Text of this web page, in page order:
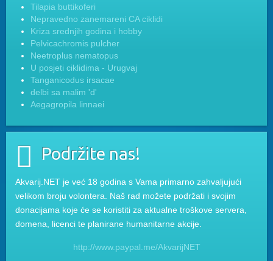
Tilapia buttikoferi
Nepravedno zanemareni CA ciklidi
Kriza srednjih godina i hobby
Pelvicachromis pulcher
Neetroplus nematopus
U posjeti ciklidima - Urugvaj
Tanganicodus irsacae
delbi sa malim 'd'
Aegagropila linnaei
Podržite nas!
Akvarij.NET je već 18 godina s Vama primarno zahvaljujući
velikom broju volontera. Naš rad možete podržati i svojim
donacijama koje će se koristiti za aktualne troškove servera,
domena, licenci te planirane humanitarne akcije.
http://www.paypal.me/AkvarijNET